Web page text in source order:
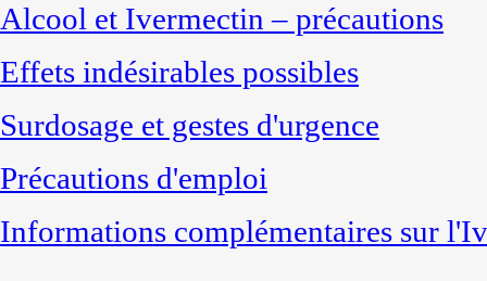
Alcool et Ivermectin – précautions
Effets indésirables possibles
Surdosage et gestes d'urgence
Précautions d'emploi
Informations complémentaires sur